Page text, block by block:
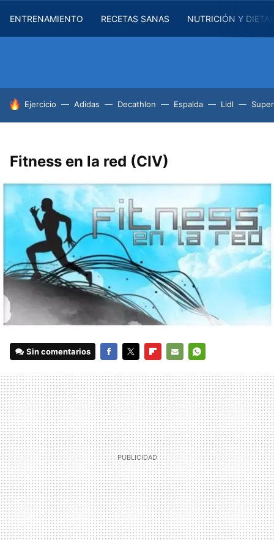
ENTRENAMIENTO RECETAS SANAS NUTRICIÓN Y
HOY SE HABLA DE
Ejercicio Adidas Decathlon Espalda Lidl
Fitness en la red (CIV)
Sin comentarios
MAIL